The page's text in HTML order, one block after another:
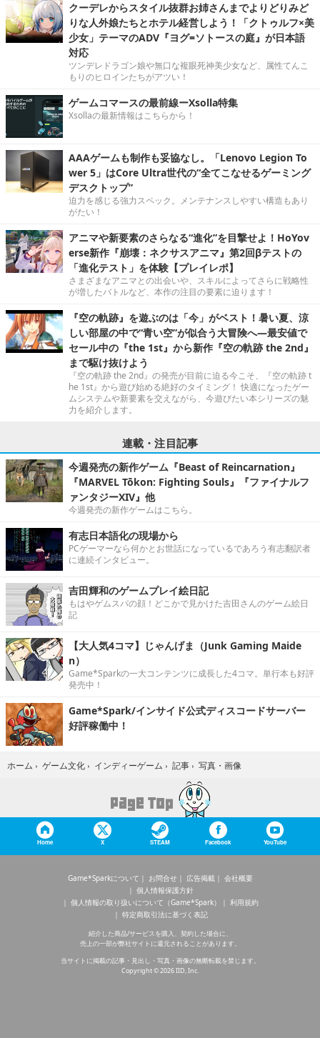
クーデレからスタイル抜群お姉さんまでよりどりみど
りな人外娘たちとホテル経営しよう！「クトゥルフ×美
少女」テーマのADV『ヨグ=ソトースの庭』が日本語
対応
ツンデレドラゴン娘や無口な複眼死神美少女など、属性てんこ
もりのヒロインたちがアツい！
ゲームコマースの最前線ーXsolla特集
Xsollaの最新情報はこちらから！
AAAゲームも制作も妥協なし。「Lenovo Legion To
wer 5」はCore Ultra世代の“全てこなせるゲーミング
デスクトップ”
迫力を感じる強力スペック。メンテナンスしやすい構造もあり
がたい！
アニマや新要素のさらなる“進化”を目撃せよ！HoYov
erse新作『崩壊：ネクサスアニマ』第2回βテストの
「進化テスト」を体験【プレイレポ】
さまざまなアニマとの出会いや、スキルによってさらに戦略性
が増したバトルなど、本作の注目の要素に迫ります！
『空の軌跡』を遊ぶのは「今」がベスト！暑い夏、涼
しい部屋の中で“青い空”が似合う大冒険へ―最安値で
セール中の『the 1st』から新作『空の軌跡 the 2nd』
まで駆け抜けよう
『空の軌跡 the 2nd』の発売が目前に迫る今こそ、『空の軌跡 t
he 1st』から遊び始める絶好のタイミング！ 快適になったゲー
ムシステムや新要素を交えながら、今遊びたい本シリーズの魅
力を紹介します。
連載・注目記事
今週発売の新作ゲーム『Beast of Reincarnation』
『MARVEL Tōkon: Fighting Souls』『ファイナルフ
ァンタジーXIV』他
今週発売の新作ゲームはこちら。
有志日本語化の現場から
PCゲーマーなら何かとお世話になっているであろう有志翻訳者
に連続インタビュー。
吉田輝和のゲームプレイ絵日記
もはやゲムスパの顔！どこかで見かけた吉田さんのゲーム絵日
記
【大人気4コマ】じゃんげま（Junk Gaming Maide
n）
Game*Sparkの一大コンテンツに成長した4コマ。単行本も好評
発売中！
Game*Spark/インサイド公式ディスコードサーバー
好評稼働中！
ホーム › ゲーム文化 › インディーゲーム › 記事 › 写真・画像
Home X STEAM Facebook YouTube
Game*Sparkについて お問合せ 広告掲載
会社概要
個人情報保護方針
個人情報の取り扱いについて（Game*Spark）
利用規約
特定商取引法に基づく表記
紹介した商品/サービスを購入、契約した場合に、
売上の一部が弊社サイトに還元されることがあります。
当サイトに掲載の記事・見出し・写真・画像の無断転載を禁じます。
Copyright © 2026 IID, Inc.